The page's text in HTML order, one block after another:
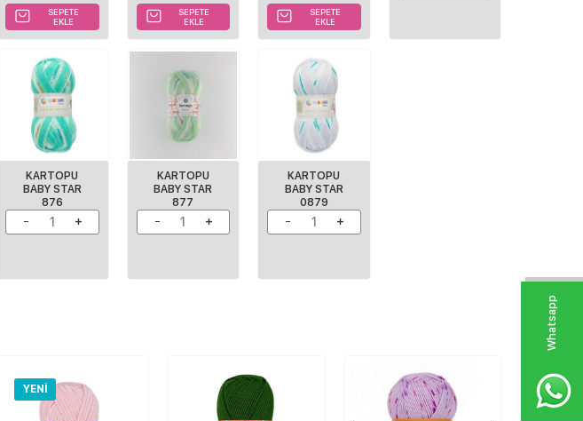
W
h
a
s
p
p
D
e
s
e
H
a
t
t
SEPETE
EKLE
SEPETE
EKLE
SEPETE
EKLE
KARTOPU
BABY STAR
876
KARTOPU
BABY STAR
877
KARTOPU
BABY STAR
0879
YENI